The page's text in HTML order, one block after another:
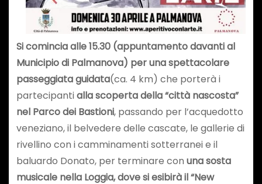
Si comincia alle 15.30 (appuntamento davanti al
Municipio di Palmanova) per una spettacolare
passeggiata guidata(ca. 4 km) che porterà i
partecipantialla scoperta della “città nascosta”
nel Parco dei Bastioni, passando per l’acquedotto
veneziano, il belvedere delle cascate, le gallerie di
rivellino con i camminamenti sotterranei e il
baluardo Donato, per terminare con una sosta
musicale nella Loggia, dove si esibirà il “New